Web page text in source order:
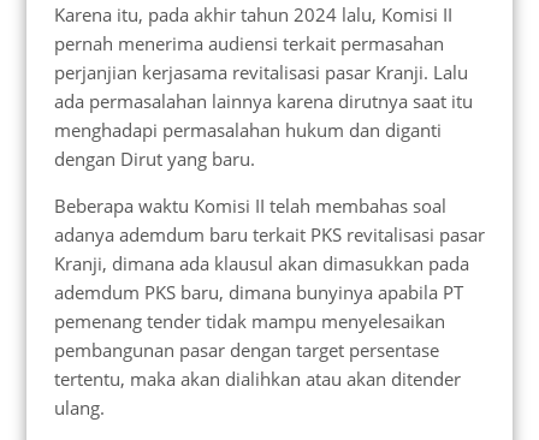
Karena itu, pada akhir tahun 2024 lalu, Komisi II
pernah menerima audiensi terkait permasahan
perjanjian kerjasama revitalisasi pasar Kranji. Lalu
ada permasalahan lainnya karena dirutnya saat itu
menghadapi permasalahan hukum dan diganti
dengan Dirut yang baru.
Beberapa waktu Komisi II telah membahas soal
adanya ademdum baru terkait PKS revitalisasi pasar
Kranji, dimana ada klausul akan dimasukkan pada
ademdum PKS baru, dimana bunyinya apabila PT
pemenang tender tidak mampu menyelesaikan
pembangunan pasar dengan target persentase
tertentu, maka akan dialihkan atau akan ditender
ulang.